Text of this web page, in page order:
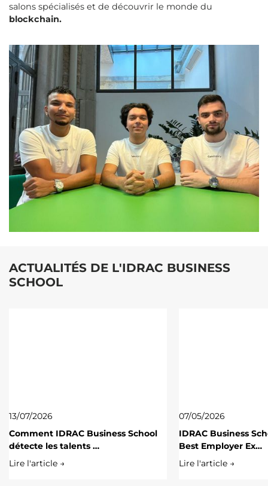
salons spécialisés et de découvrir le monde du
blockchain.
ACTUALITÉS DE L'IDRAC BUSINESS
SCHOOL
13/07/2026
Comment IDRAC Business School
détecte les talents …
Lire l'article →
07/05/2026
IDRAC Business
Best Employer Ex…
Lire l'article →